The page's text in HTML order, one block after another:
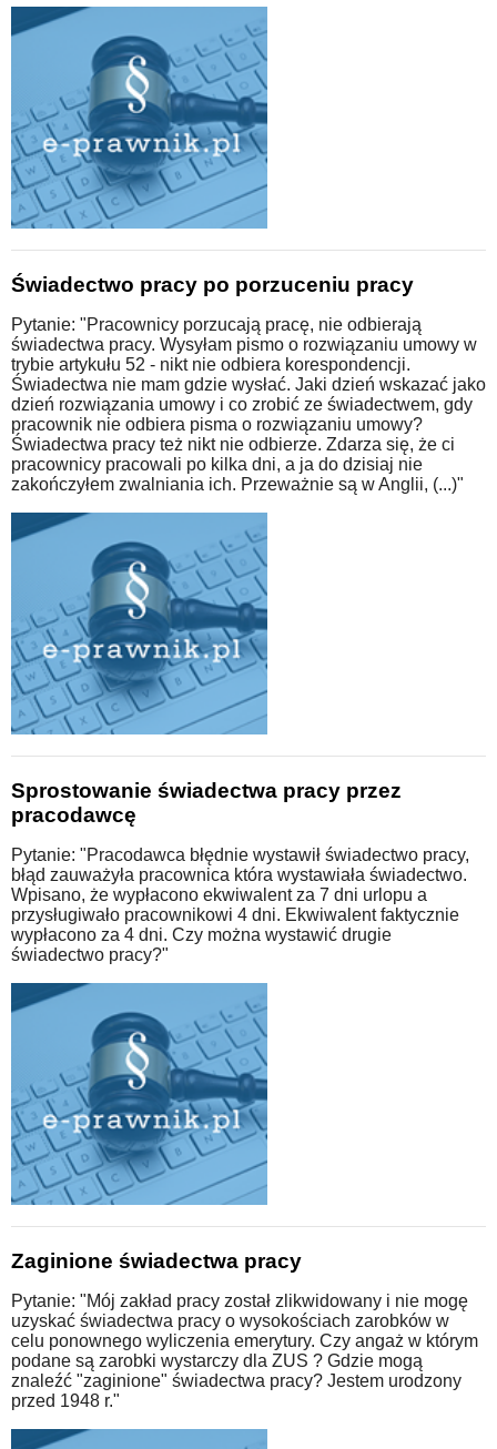
Świadectwo pracy po porzuceniu pracy
Pytanie: "Pracownicy porzucają pracę, nie odbierają
świadectwa pracy. Wysyłam pismo o rozwiązaniu umowy w
trybie artykułu 52 - nikt nie odbiera korespondencji.
Świadectwa nie mam gdzie wysłać. Jaki dzień wskazać jako
dzień rozwiązania umowy i co zrobić ze świadectwem, gdy
pracownik nie odbiera pisma o rozwiązaniu umowy?
Świadectwa pracy też nikt nie odbierze. Zdarza się, że ci
pracownicy pracowali po kilka dni, a ja do dzisiaj nie
zakończyłem zwalniania ich. Przeważnie są w Anglii, (...)"
Sprostowanie świadectwa pracy przez
pracodawcę
Pytanie: "Pracodawca błędnie wystawił świadectwo pracy,
błąd zauważyła pracownica która wystawiała świadectwo.
Wpisano, że wypłacono ekwiwalent za 7 dni urlopu a
przysługiwało pracownikowi 4 dni. Ekwiwalent faktycznie
wypłacono za 4 dni. Czy można wystawić drugie
świadectwo pracy?"
Zaginione świadectwa pracy
Pytanie: "Mój zakład pracy został zlikwidowany i nie mogę
uzyskać świadectwa pracy o wysokościach zarobków w
celu ponownego wyliczenia emerytury. Czy angaż w którym
podane są zarobki wystarczy dla ZUS ? Gdzie mogą
znaleźć "zaginione" świadectwa pracy? Jestem urodzony
przed 1948 r."